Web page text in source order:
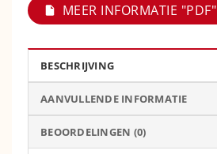
MEER INFORMATIE "PDF"
BESCHRIJVING
AANVULLENDE INFORMATIE
BEOORDELINGEN (0)